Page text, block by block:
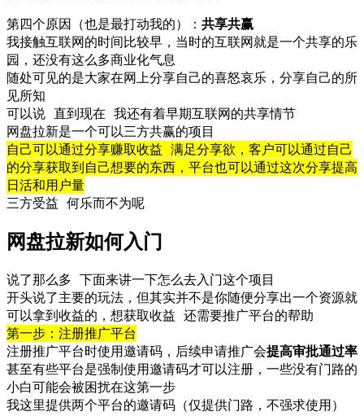
第四个原因（也是最打动我的）： 共享共赢
我接触互联网的时间比较早，当时的互联网就是一个共享的乐
园，还没有这么多商业化气息
随处可见的是大家在网上分享自己的喜怒哀乐，分享自己的所
见所知
可以说 直到现在 我还有着早期互联网的共享情节
网盘拉新是一个可以三方共赢的项目
自己可以通过分享赚取收益 满足分享欲，客户可以通过自己
的分享获取到自己想要的东西，平台也可以通过这次分享提高
日活和用户量
三方受益 何乐而不为呢
网盘拉新如何入门
说了那么多 下面来讲一下怎么去入门这个项目
开头说了主要的玩法，但其实并不是你随便分享出一个资源就
可以拿到收益的，想获取收益 还需要推广平台的帮助
第一步：注册推广平台
注册推广平台时使用邀请码，后续申请推广会提高审批通过率
甚至有些平台是强制使用邀请码才可以注册，一些没有门路的
小白可能会被困扰在这第一步
我这里提供两个平台的邀请码（仅提供门路，不强求使用）